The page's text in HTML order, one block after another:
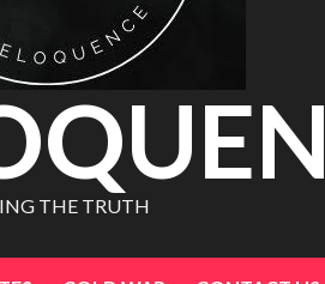
THE TRUTH